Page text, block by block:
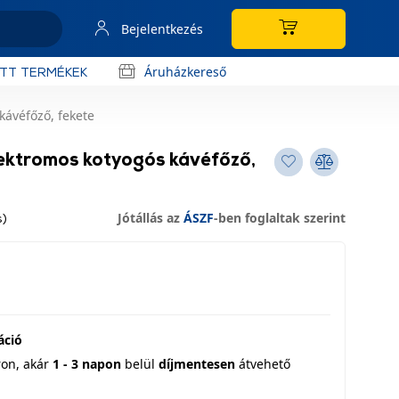
Bejelentkezés
TERMÉKEK Áruházkereső
fekete
kotyogós kávéfőző,
Jótállás az ÁSZF-ben foglaltak szerint
akár 1 - 3 napon belül díjmentesen átvehető